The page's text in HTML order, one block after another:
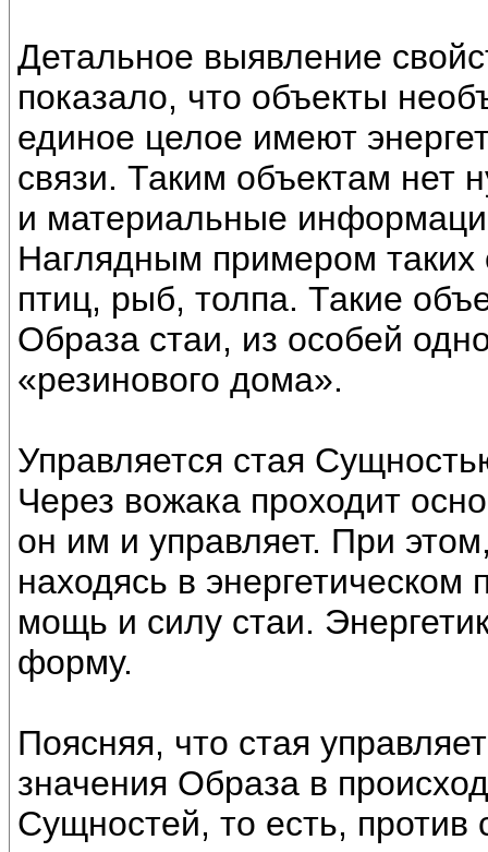
Детальное выявление
показало, что объекты
единое целое имеют
связи. Таким объектам нет
и материальные
Наглядным примером таких
птиц, рыб, толпа. Такие
Образа стаи, из особей
«резинового дома».
Управляется стая
Через вожака проходит
он им и управляет. При
находясь в энергетическом
мощь и силу стаи.
форму.
Поясняя, что стая
значения Образа в
Сущностей, то есть,